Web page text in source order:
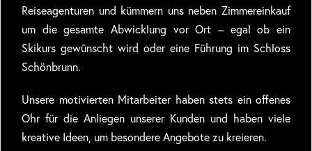
Reiseagenturen und kümmern uns neben Zimmereinkauf
um die gesamte Abwicklung vor Ort – egal ob ein
Skikurs gewünscht wird oder eine Führung im Schloss
Schönbrunn.
Unsere motivierten Mitarbeiter haben stets ein offenes
Ohr für die Anliegen unserer Kunden und haben viele
kreative Ideen, um besondere Angebote zu kreieren.